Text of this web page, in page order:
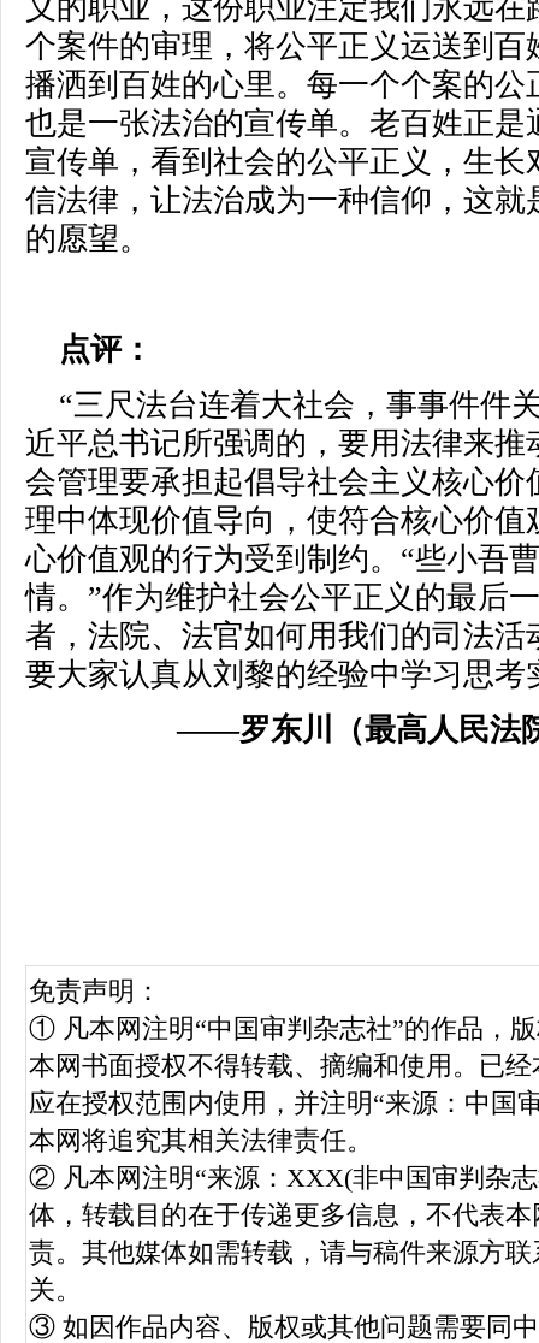
义的职业，这份职业注定我们永远
个案件的审理，将公平正义运送到
播洒到百姓的心里。每一个个案的
也是一张法治的宣传单。老百姓正
宣传单，看到社会的公平正义，生
信法律，让法治成为一种信仰，这
的愿望。
点评：
“三尺法台连着大社会，事事件件
近平总书记所强调的，要用法律来
会管理要承担起倡导社会主义核心
理中体现价值导向，使符合核心价
心价值观的行为受到制约。“些小吾
情。”作为维护社会公平正义的最后
者，法院、法官如何用我们的司法
要大家认真从刘黎的经验中学习思考
——罗东川（最高人民法
免责声明：
① 凡本网注明“中国审判杂志社”的作品，
本网书面授权不得转载、摘编和使用。已
应在授权范围内使用，并注明“来源：中国
本网将追究其相关法律责任。
② 凡本网注明“来源：XXX(非中国审判杂
体，转载目的在于传递更多信息，不代表
责。其他媒体如需转载，请与稿件来源方
关。
③ 如因作品内容、版权或其他问题需要同